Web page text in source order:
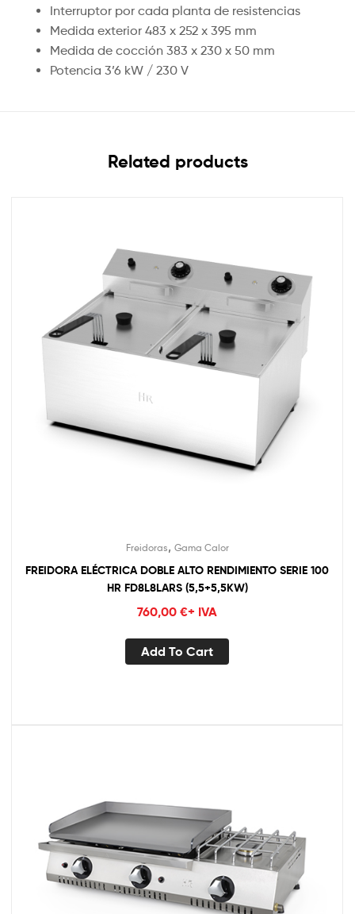
Interruptor por cada planta de resistencias
Medida exterior 483 x 252 x 395 mm
Medida de cocción 383 x 230 x 50 mm
Potencia 3’6 kW / 230 V
Related products
Freidoras, Gama Calor
FREIDORA ELÉCTRICA DOBLE ALTO RENDIMIENTO SERIE 100
HR FD8L8LARS (5,5+5,5KW)
760,00 €+ IVA
Add To Cart